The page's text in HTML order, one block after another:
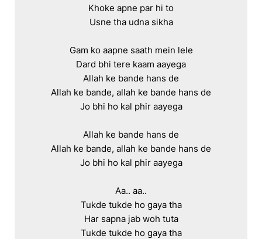
Khoke apne par hi to
Usne tha udna sikha
Gam ko aapne saath mein lele
Dard bhi tere kaam aayega
Allah ke bande hans de
Allah ke bande, allah ke bande hans de
Jo bhi ho kal phir aayega
Allah ke bande hans de
Allah ke bande, allah ke bande hans de
Jo bhi ho kal phir aayega
Aa.. aa..
Tukde tukde ho gaya tha
Har sapna jab woh tuta
Tukde tukde ho gaya tha